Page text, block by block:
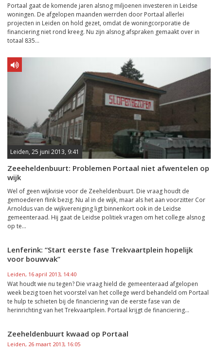
Portaal gaat de komende jaren alsnog miljoenen investeren in Leidse
woningen. De afgelopen maanden werrden door Portaal allerlei
projecten in Leiden on hold gezet, omdat de woningcorporatie de
financiering niet rond kreeg. Nu zijn alsnog afspraken gemaakt over in
totaal 835...
Leiden, 25 juni 2013, 9:41
Zeeeheldenbuurt: Problemen Portaal niet afwentelen op
wijk
Wel of geen wijkvisie voor de Zeeheldenbuurt. Die vraag houdt de
gemoederen flink bezig. Nu al in de wijk, maar als het aan voorzitter Cor
Arnoldus van de wijkvereniging ligt binnenkort ook in de Leidse
gemeenteraad. Hij gaat de Leidse politiek vragen om het college alsnog
op te...
Lenferink: “Start eerste fase Trekvaartplein hopelijk
voor bouwvak”
Leiden, 16 april 2013, 14:40
Wat houdt wie nu tegen? Die vraag hield de gemeenteraad afgelopen
week bezig toen het voorstel van het college werd behandeld om Portaal
te hulp te schieten bij de financiering van de eerste fase van de
herinrichting van het Trekvaartplein. Portaal krijgt de financiering...
Zeeheldenbuurt kwaad op Portaal
Leiden, 26 maart 2013, 16:05